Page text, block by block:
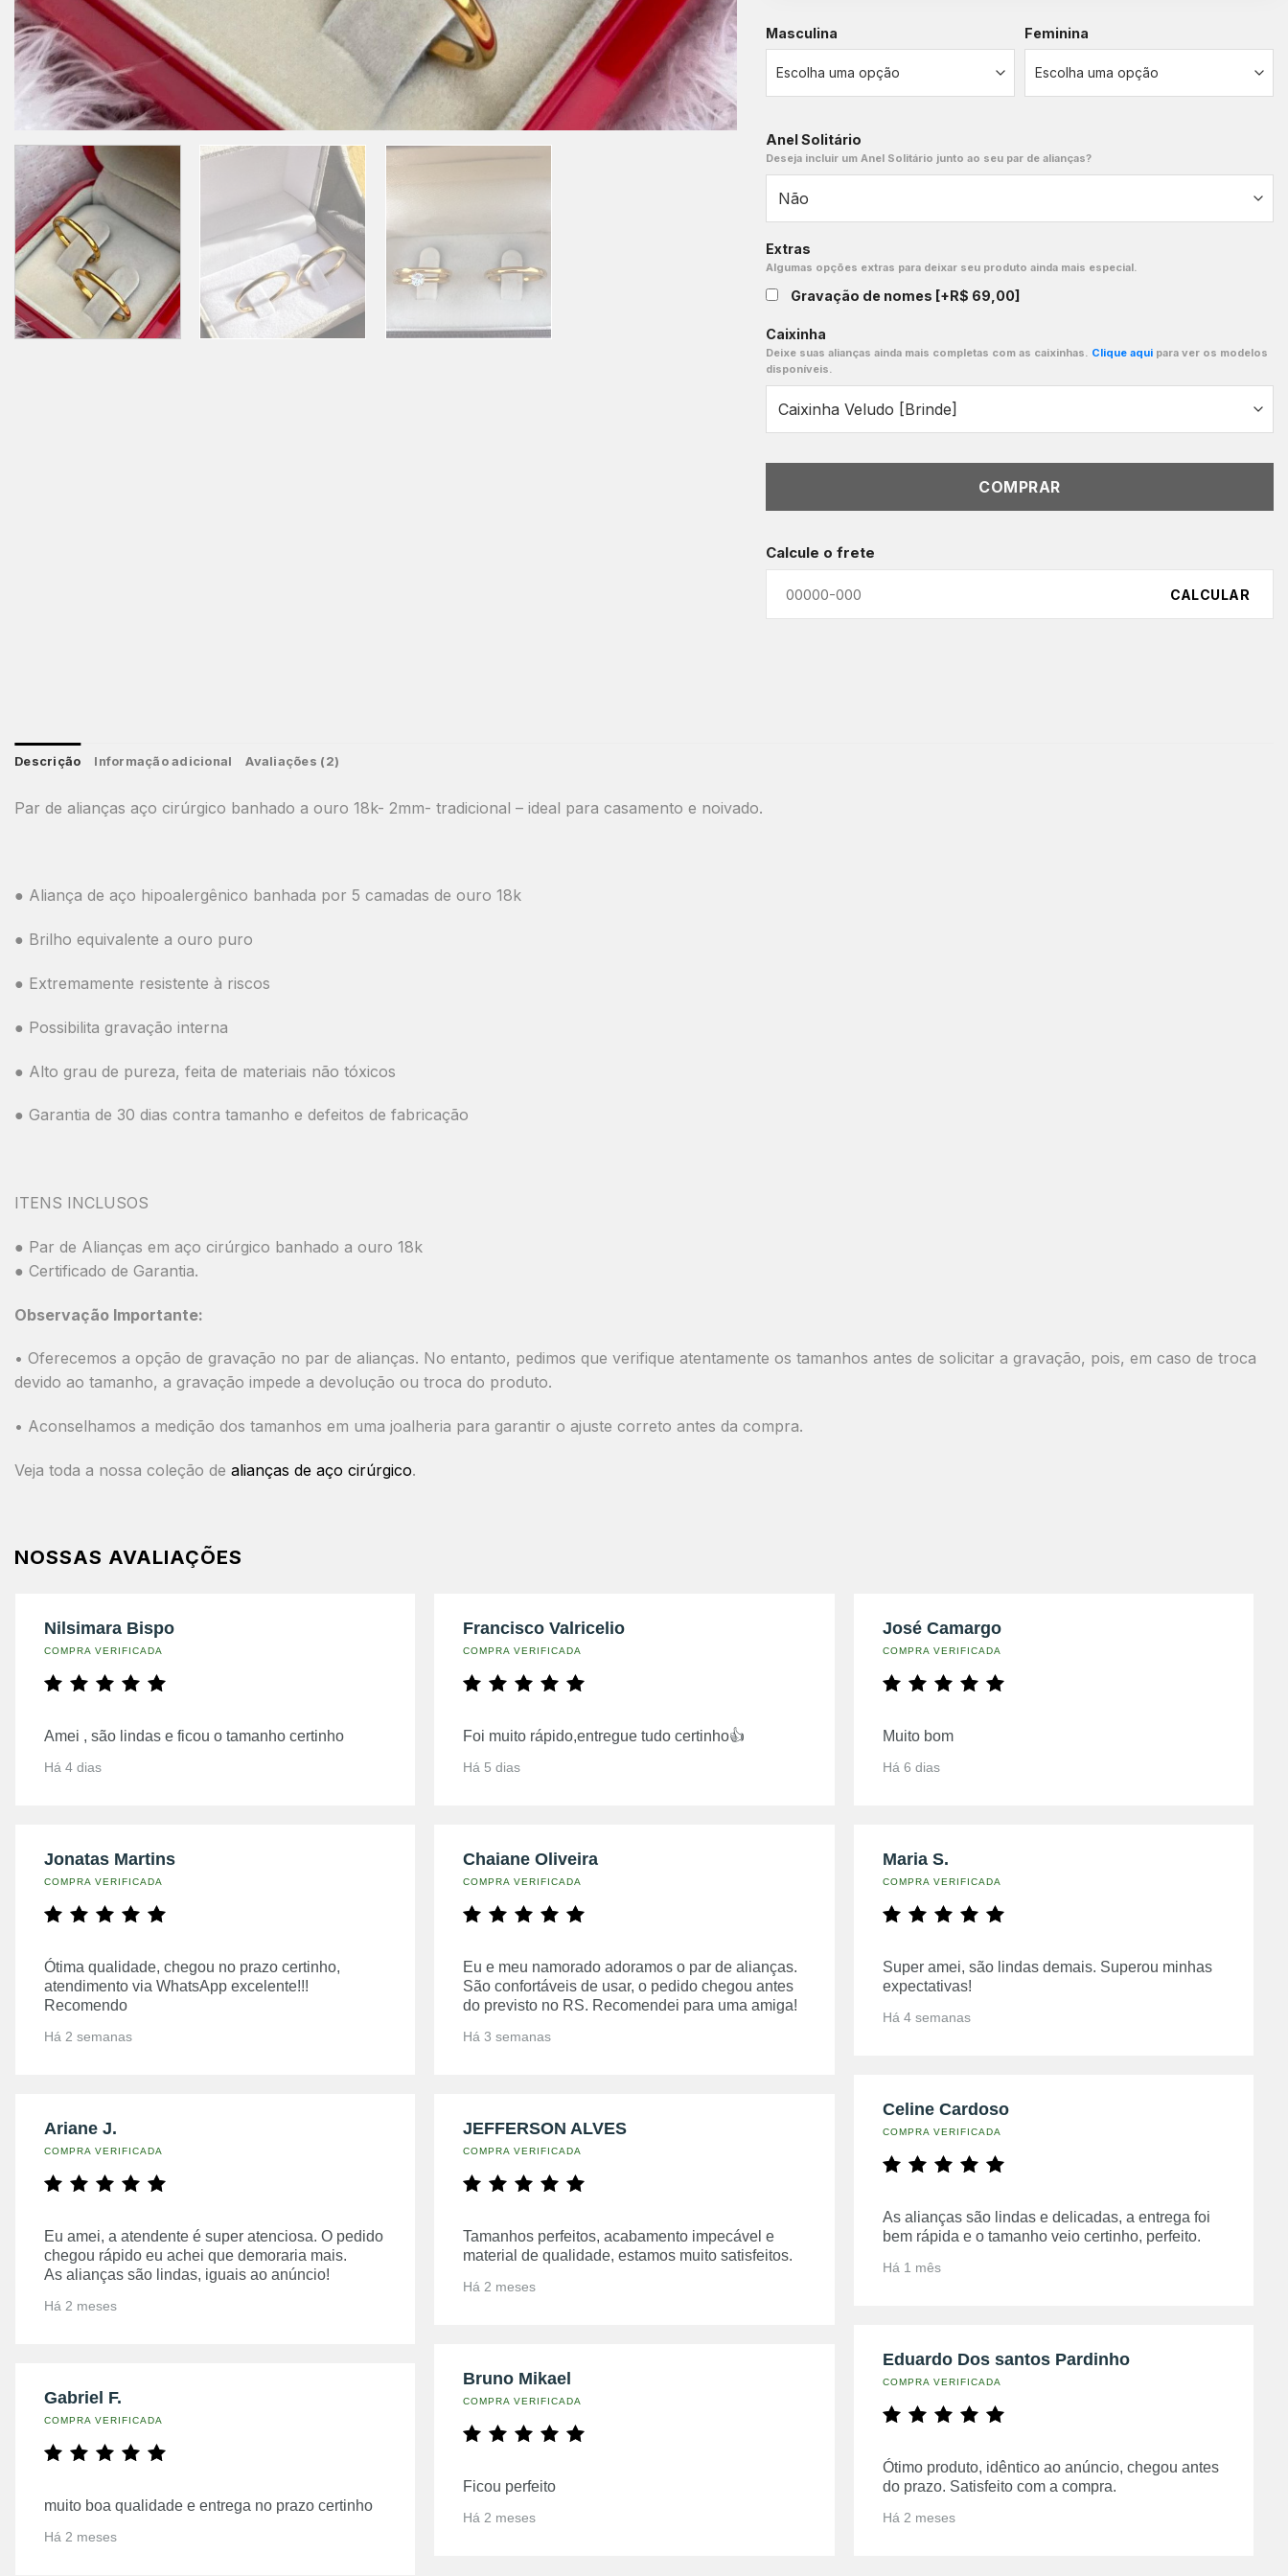
Masculina Feminina
Anel Solitário
Deseja incluir um Anel Solitário junto ao seu par de alianças?
Extras
Algumas opções extras para deixar seu produto ainda mais especial.
Gravação de nomes [+R$ 69,00]
Caixinha
Deixe suas alianças ainda mais completas com as caixinhas. Clique aqui para ver os modelos
disponíveis.
COMPRAR
Calcule o frete
CALCULAR
Descrição Informação adicional Avaliações (2)
Par de alianças aço cirúrgico banhado a ouro 18k- 2mm- tradicional – ideal para casamento e noivado.
● Aliança de aço hipoalergênico banhada por 5 camadas de ouro 18k
● Brilho equivalente a ouro puro
● Extremamente resistente à riscos
● Possibilita gravação interna
● Alto grau de pureza, feita de materiais não tóxicos
● Garantia de 30 dias contra tamanho e defeitos de fabricação
ITENS INCLUSOS
● Par de Alianças em aço cirúrgico banhado a ouro 18k
● Certificado de Garantia.
Observação Importante:
• Oferecemos a opção de gravação no par de alianças. No entanto, pedimos que verifique atentamente os tamanhos antes de solicitar a gravação, pois, em caso de troca
devido ao tamanho, a gravação impede a devolução ou troca do produto.
• Aconselhamos a medição dos tamanhos em uma joalheria para garantir o ajuste correto antes da compra.
Veja toda a nossa coleção de alianças de aço cirúrgico.
NOSSAS AVALIAÇÕES
Nilsimara Bispo
COMPRA VERIFICADA
Amei , são lindas e ficou o tamanho certinho
Há 4 dias
Jonatas Martins
COMPRA VERIFICADA
Ótima qualidade, chegou no prazo certinho,
atendimento via WhatsApp excelente!!!
Recomendo
Há 2 semanas
Ariane J.
COMPRA VERIFICADA
Eu amei, a atendente é super atenciosa. O pedido
chegou rápido eu achei que demoraria mais.
As alianças são lindas, iguais ao anúncio!
Há 2 meses
Gabriel F.
COMPRA VERIFICADA
muito boa qualidade e entrega no prazo certinho
Há 2 meses
Francisco Valricelio
COMPRA VERIFICADA
Foi muito rápido,entregue tudo certinho👍
Há 5 dias
Chaiane Oliveira
COMPRA VERIFICADA
Eu e meu namorado adoramos o par de alianças.
São confortáveis de usar, o pedido chegou antes
do previsto no RS. Recomendei para uma amiga!
Há 3 semanas
JEFFERSON ALVES
COMPRA VERIFICADA
Tamanhos perfeitos, acabamento impecável e
material de qualidade, estamos muito satisfeitos.
Há 2 meses
Bruno Mikael
COMPRA VERIFICADA
Ficou perfeito
Há 2 meses
José Camargo
COMPRA VERIFICADA
Muito bom
Há 6 dias
Maria S.
COMPRA VERIFICADA
Super amei, são lindas demais. Superou minhas
expectativas!
Há 4 semanas
Celine Cardoso
COMPRA VERIFICADA
As alianças são lindas e delicadas, a entrega foi
bem rápida e o tamanho veio certinho, perfeito.
Há 1 mês
Eduardo Dos santos Pardinho
COMPRA VERIFICADA
Ótimo produto, idêntico ao anúncio, chegou antes
do prazo. Satisfeito com a compra.
Há 2 meses